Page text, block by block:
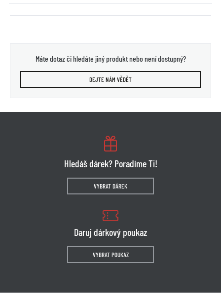
Máte dotaz či hledáte jiný produkt nebo není dostupný?
DEJTE NÁM VĚDĚT
Hledáš dárek? Poradíme Ti!
VYBRAT DÁREK
Daruj dárkový poukaz
VYBRAT POUKAZ